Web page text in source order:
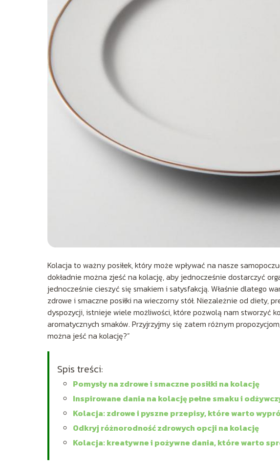
Kolacja to ważny posiłek, który może wpływać na nasze
dokładnie można zjeść na kolację, aby jednocześnie dostarczyć
jednocześnie cieszyć się smakiem i satysfakcją. Właśnie dlatego
zdrowe i smaczne posiłki na wieczorny stół. Niezależnie od diety,
dyspozycji, istnieje wiele możliwości, które pozwolą nam stworzyć
aromatycznych smaków. Przyjrzyjmy się zatem różnym
można jeść na kolację?”
Spis treści:
Pomysły na zdrowe i smaczne posiłki na kolację
Inspirowane dania na kolację pełne smaku i
Kolacja: zdrowe i pyszne przepisy, które warto
Odkryj różnorodność zdrowych opcji na kolację
Kolacja: kreatywne i pożywne dania, które warto